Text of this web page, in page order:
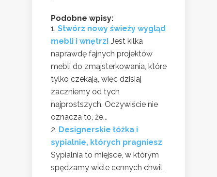
Podobne wpisy:
Stwórz nowy świeży wygląd
mebli i wnętrz! Jest kilka
naprawdę fajnych projektów
mebli do zmajsterkowania, które
tylko czekają, więc dzisiaj
zaczniemy od tych
najprostszych. Oczywiście nie
oznacza to, że...
Designerskie łóżka i
sypialnie, których pragniesz
Sypialnia to miejsce, w którym
spędzamy wiele cennych chwil,